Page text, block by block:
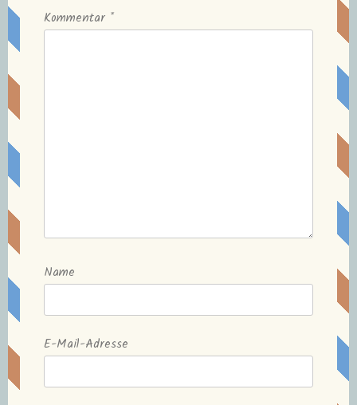
Kommentar *
Name
E-Mail-Adresse